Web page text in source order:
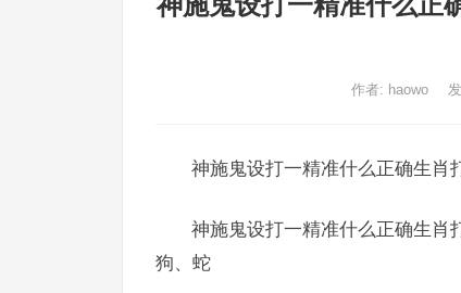
作者: haowo
神施鬼设打一精准什么正确生肖
神施鬼设打一精准什么正确生肖
狗、蛇